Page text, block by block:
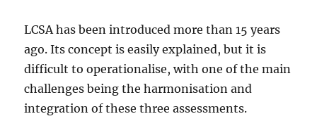
LCSA has been introduced more than 15 years
ago. Its concept is easily explained, but it is
difficult to operationalise, with one of the main
challenges being the harmonisation and
integration of these three assessments.